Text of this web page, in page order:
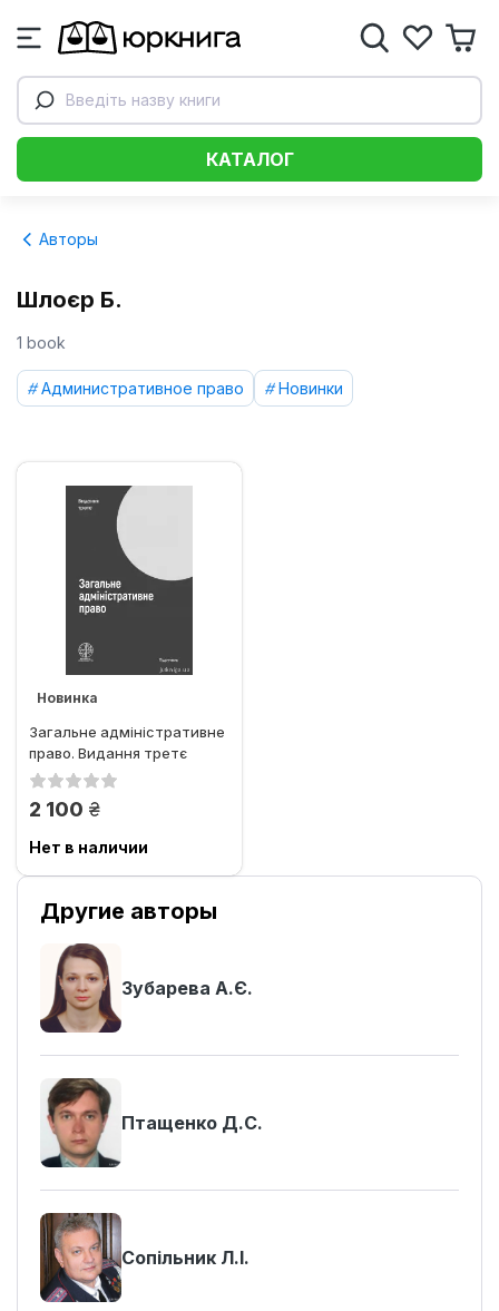
Введіть назву книги
КАТАЛОГ
Авторы
Шлоєр Б.
1 book
Административное право Новинки
Новинка
Загальне адміністративне
право. Видання третє
2 100 грн.
Нет в наличии
Другие авторы
Зубарева А.Є.
Птащенко Д.С.
Сопільник Л.І.